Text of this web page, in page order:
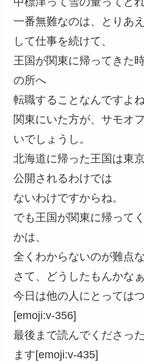
一番無難なのは、とりあ
して仕事を続けて、
王国が関東に帰ってきた
の所へ
転職することなんですよね
関東にいた方が、サモオ
いでしょうし。
北海道に帰った王国は東
公開されるわけでは
ないわけですからね。
でも王国が関東に帰って
かは、
全くわからないのが難点
さて、どうしたもんかなぁ
今日は他の人にとっては
[emoji:v-356]
最後まで読んでくださっ
ます[emoji:v-435]